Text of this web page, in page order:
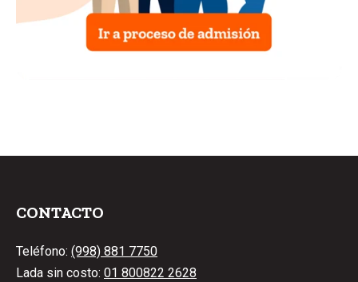
CONTACTO
Teléfono: (998) 881 7750
Lada sin costo: 01 800822 2628